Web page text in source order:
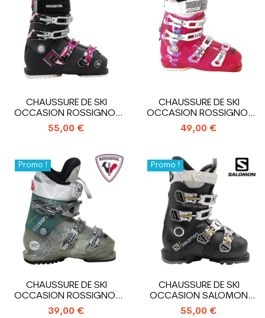
CHAUSSURE DE SKI
OCCASION ROSSIGNOL
PURE COMFORT
55,00 €
CHAUSSURE DE SKI
OCCASION ROSSIGNOL
ALLTRACK
49,00 €
CHAUSSURE DE SKI
OCCASION ROSSIGNOL
KELIA
39,00 €
Promo !
CHAUSSURE DE SKI
OCCASION SALOMON
SELECT HV R80 W
55,00 €
Promo !